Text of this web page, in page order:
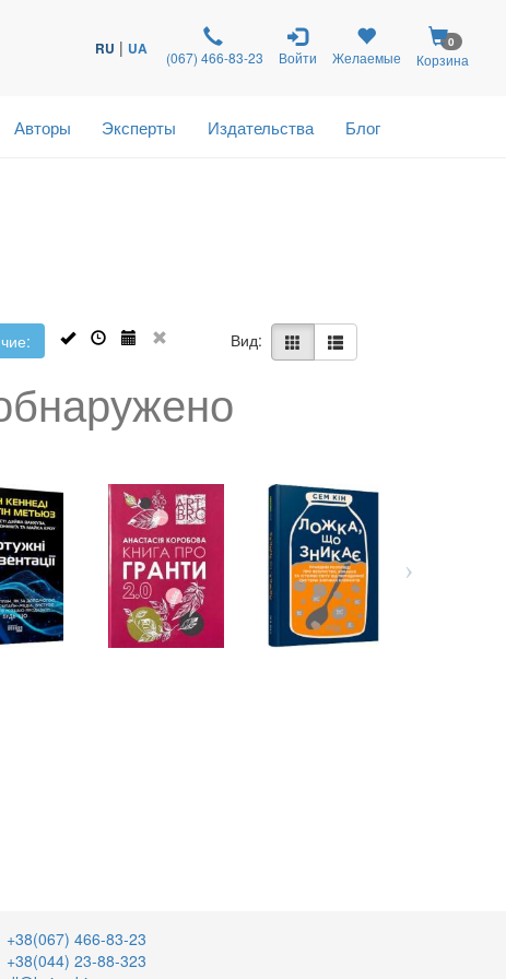
RU | UA (067) 466-83-23 Войти Желаемые
0
Корзина
Авторы Эксперты Издательства Блог
Вид:
+38(067) 466-83-23
+38(044) 23-88-323